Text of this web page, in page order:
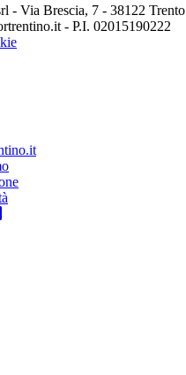
- Via Brescia, 7 - 38122 Trento
- P.I. 02015190222